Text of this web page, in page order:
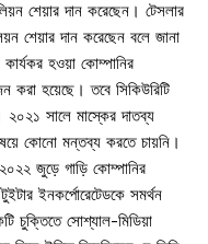
শেয়ার দান করেছেন। টেসলার
শেয়ার দান করেছেন বলে জানা
হওয়া কোম্পানির
হয়েছে। তবে সিকিউরিটি
২০২১ সালে মাস্কের দাতব্য
কোনো মন্তব্য করতে চায়নি।
জুড়ে গাড়ি কোম্পানির
ইনকর্পোরেটেডকে সমর্থন
চুক্তিতে সোশ্যাল-মিডিয়া